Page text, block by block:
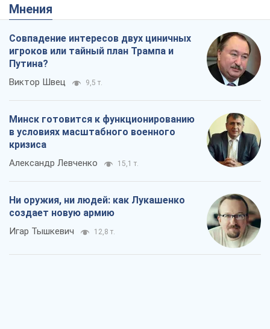
Мнения
Совпадение интересов двух циничных
игроков или тайный план Трампа и
Путина?
Виктор Швец 9,5 т.
Минск готовится к функционированию
в условиях масштабного военного
кризиса
Александр Левченко 15,1 т.
Ни оружия, ни людей: как Лукашенко
создает новую армию
Игар Тышкевич 12,8 т.